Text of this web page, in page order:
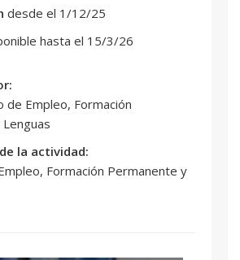
desde el 1/12/25
hasta el 15/3/26
de Empleo, Formación
la actividad:
Formación Permanente y